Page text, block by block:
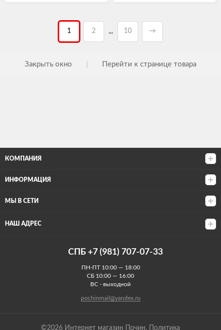
1 2 ... 10 →
Закрыть окно Перейти к странице товара
КОМПАНИЯ
ИНФОРМАЦИЯ
МЫ В СЕТИ
НАШ АДРЕС
СПБ +7 (981) 707-07-33
ПН-ПТ 10:00 — 18:00
СБ 10:00 — 16:00
ВС - выходной
pochinmail@yandex.ru
©2026 Интернет магазин Почин. Политика